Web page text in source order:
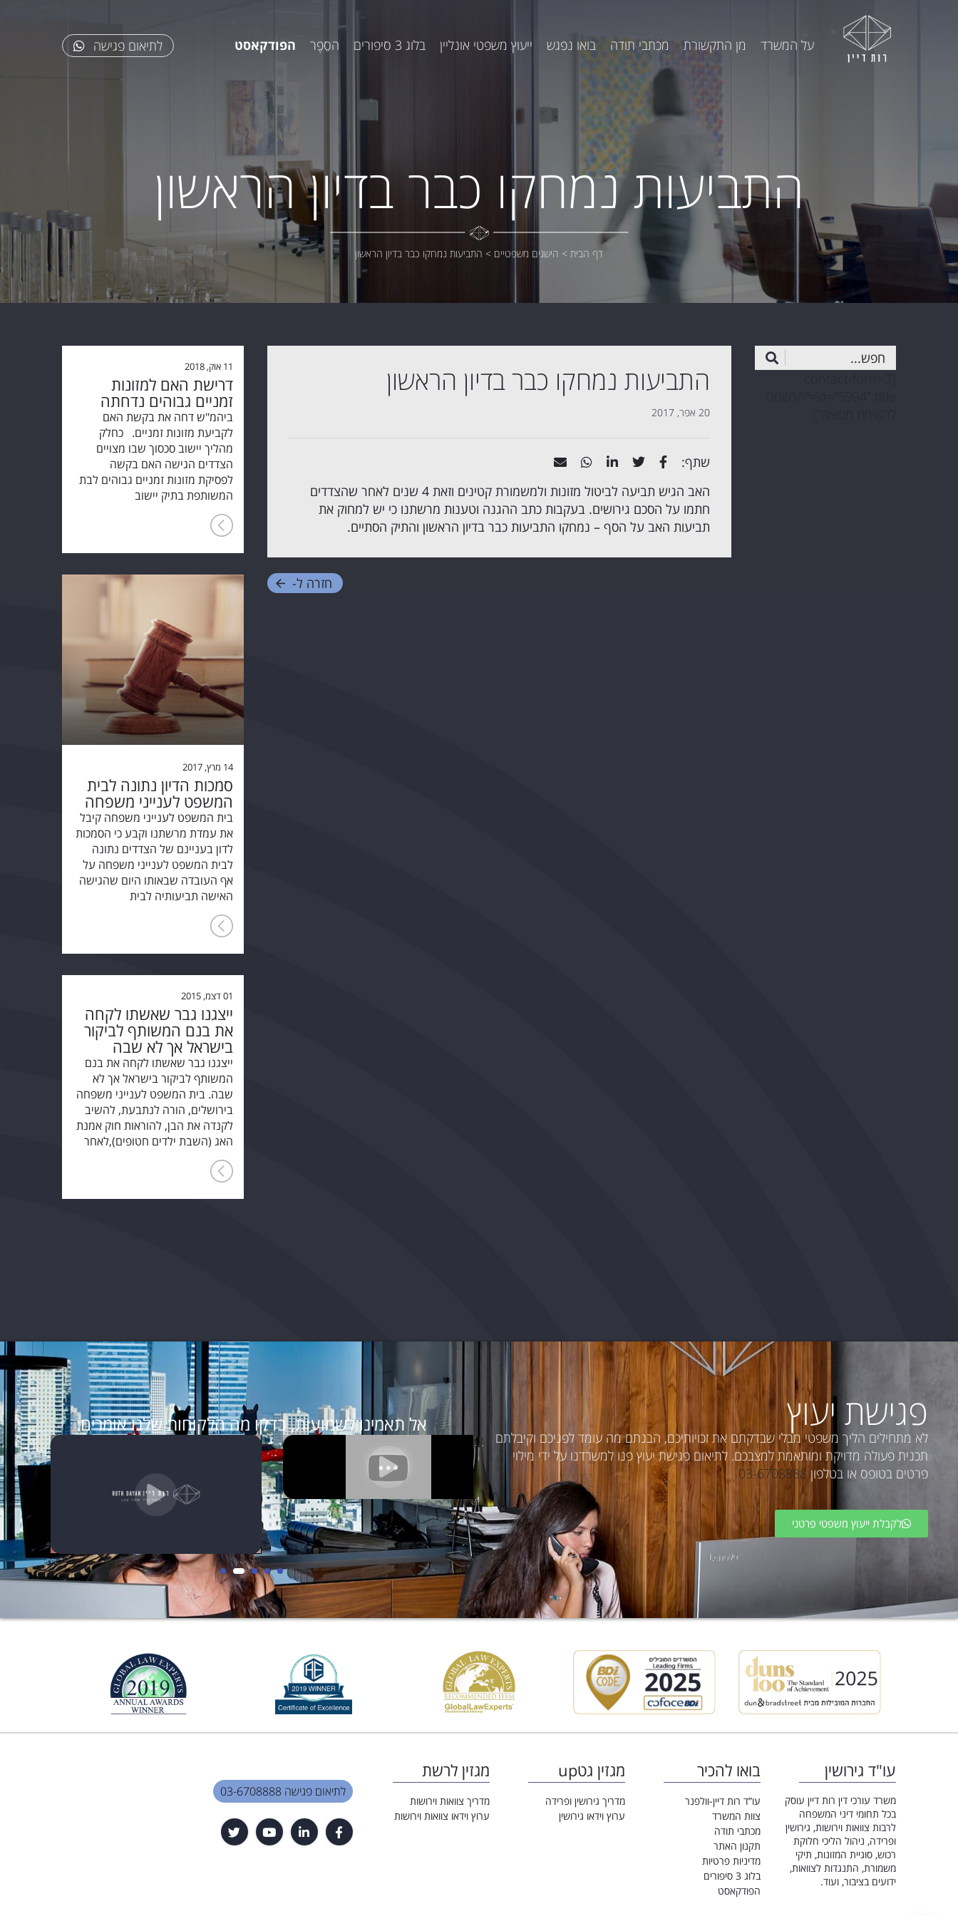
על המשרד מן התקשורת מכתבי תודה בואו נפגש ייעוץ משפטי אונליין בלוג 3 סיפורים הסֵפֶר הפודקאסט לתיאום פגישה
התביעות נמחקו כבר בדיון הראשון
דף הבית > הישגים משפטיים > התביעות נמחקו כבר בדיון הראשון
11 אוק, 2018
דרישת האם למזונות
זמניים גבוהים נדחתה
ביהמ"ש דחה את בקשת האם
לקביעת מזונות זמניים. כחלק
מהליך יישוב סכסוך שבו מצויים
הצדדים הגישה האם בקשה
לפסיקת מזונות זמניים גבוהים לבת
המשותפת בתיק יישוב
14 מרץ, 2017
סמכות הדיון נתונה לבית
המשפט לענייני משפחה
בית המשפט לענייני משפחה קיבל
את עמדת מרשתנו וקבע כי הסמכות
לדון בעניינם של הצדדים נתונה
לבית המשפט לענייני משפחה על
אף העובדה שבאותו היום שהגישה
האישה תביעותיה לבית
01 דצמ, 2015
ייצגנו גבר שאשתו לקחה
את בנם המשותף לביקור
בישראל אך לא שבה
ייצגנו גבר שאשתו לקחה את בנם
המשותף לביקור בישראל אך לא
שבה. בית המשפט לענייני משפחה
בירושלים, הורה לנתבעת, להשיב
לקנדה את הבן, להוראות חוק אמנת
האג (השבת ילדים חטופים),לאחר
התביעות נמחקו כבר בדיון הראשון
20 אפר, 2017
שתף:
האב הגיש תביעה לביטול מזונות ולמשמורת קטינים וזאת 4 שנים לאחר שהצדדים
חתמו על הסכם גירושים. בעקבות כתב ההגנה וטענות מרשתנו כי יש למחוק את
תביעות האב על הסף – נמחקו התביעות כבר בדיון הראשון והתיק הסתיים.
חזרה ל-
פגישת יעוץ
לא מתחילים הליך משפטי מבלי שבדקתם את זכויותיכם, הבנתם מה עומד לפניכם וקיבלתם
תכנית פעולה מדויקת ומותאמת למצבכם. לתיאום פגישת יעוץ פנו למשרדנו על ידי מילוי
פרטים בטופס או בטלפון 03-6708888
לקבלת ייעוץ משפטי פרטני
אל תאמינו לשמועות, בדקו מה הלקוחות שלנו אומרים:
עו"ד גירושין
משרד עורכי דין רות דיין עוסק
בכל תחומי דיני המשפחה
לרבות צוואות וירושות, גירושין
ופרידה, ניהול הליכי חלוקת
רכוש, סוגיית המזונות, תיקי
משמורת, התנגדות לצוואות,
ידועים בציבור, ועוד.
בואו להכיר
עו”ד רות דיין-וולפנר
צוות המשרד
מכתבי תודה
תקנון האתר
מדיניות פרטיות
בלוג 3 סיפורים
הפודקאסט
מגזין גטup
מדריך גירושין ופרידה
ערוץ וידאו גירושין
מגזין לרשת
מדריך צוואות וירושות
ערוץ וידאו צוואות וירושות
לתיאום פגישה 03-6708888